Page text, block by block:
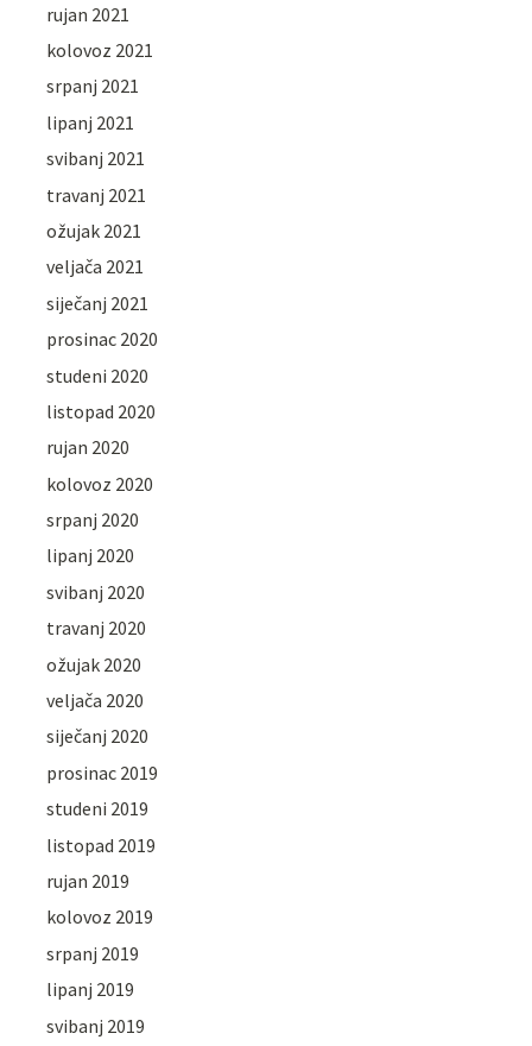
rujan 2021
kolovoz 2021
srpanj 2021
lipanj 2021
svibanj 2021
travanj 2021
ožujak 2021
veljača 2021
siječanj 2021
prosinac 2020
studeni 2020
listopad 2020
rujan 2020
kolovoz 2020
srpanj 2020
lipanj 2020
svibanj 2020
travanj 2020
ožujak 2020
veljača 2020
siječanj 2020
prosinac 2019
studeni 2019
listopad 2019
rujan 2019
kolovoz 2019
srpanj 2019
lipanj 2019
svibanj 2019